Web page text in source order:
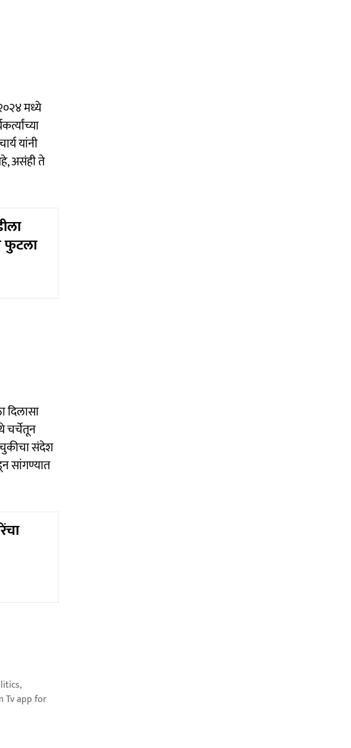
मध्ये
यांनी
असंही ते
फुटला
दिलासा
चर्चेतून
चुकीचा संदेश
सांगण्यात
Tv app for